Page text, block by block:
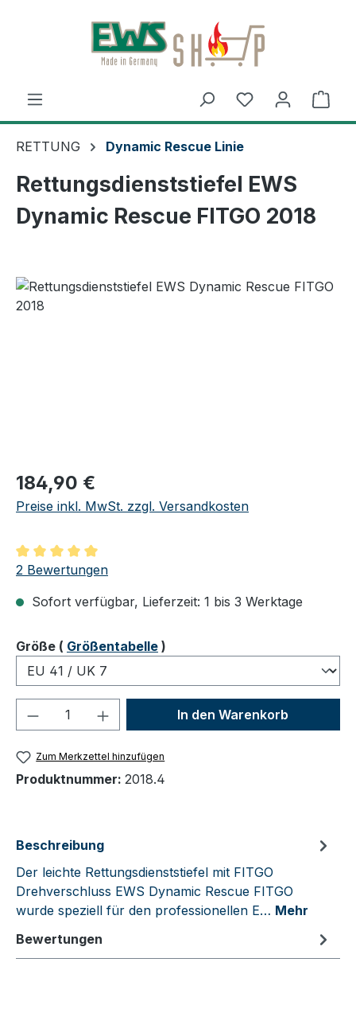
Zum Hauptinhalt springen
RETTUNG Dynamic Rescue Linie
Rettungsdienststiefel EWS
Dynamic Rescue FITGO 2018
Regulärer Preis:
184,90 €
Preise inkl. MwSt. zzgl. Versandkosten
Durchschnittliche Bewertung von 5 von 5 Sternen
2 Bewertungen
Sofort verfügbar, Lieferzeit: 1 bis 3 Werktage
Größeauswählen
( Größentabelle )
Produkt Anzahl: Gib denIn den Warenkorb
Zum Merkzettel hinzufügen
Produktnummer: 2018.4
Beschreibung
Der leichte Rettungsdienststiefel mit FITGO
Drehverschluss EWS Dynamic Rescue FITGO
wurde speziell für den professionellen E… Mehr
Bewertungen